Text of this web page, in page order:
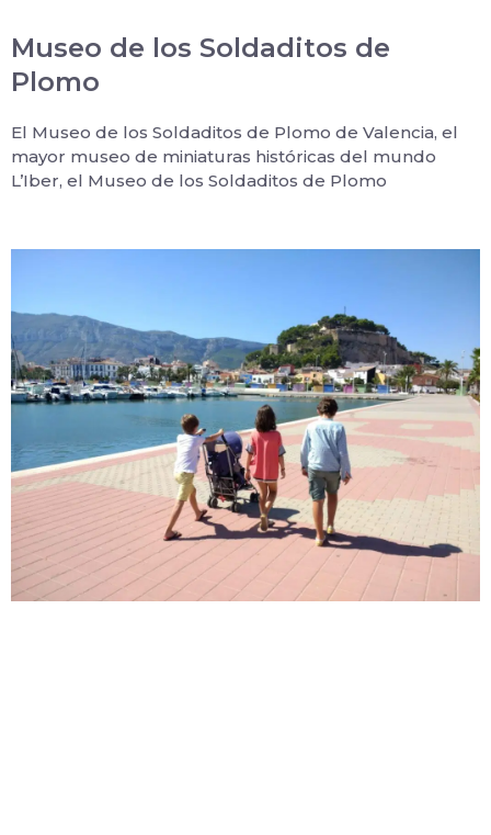
Museo de los Soldaditos de
Plomo
El Museo de los Soldaditos de Plomo de Valencia, el
mayor museo de miniaturas históricas del mundo
L’Iber, el Museo de los Soldaditos de Plomo